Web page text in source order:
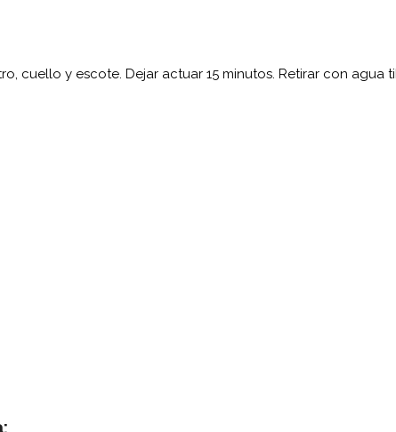
cuello y escote. Dejar actuar 15 minutos. Retirar con agua